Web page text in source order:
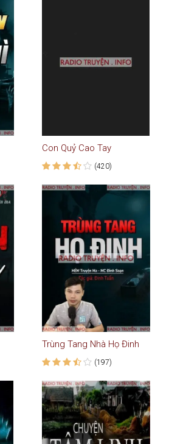
Con Quỷ Cao Tay
(420)
Trùng Tang Nhà Họ Đinh
(197)